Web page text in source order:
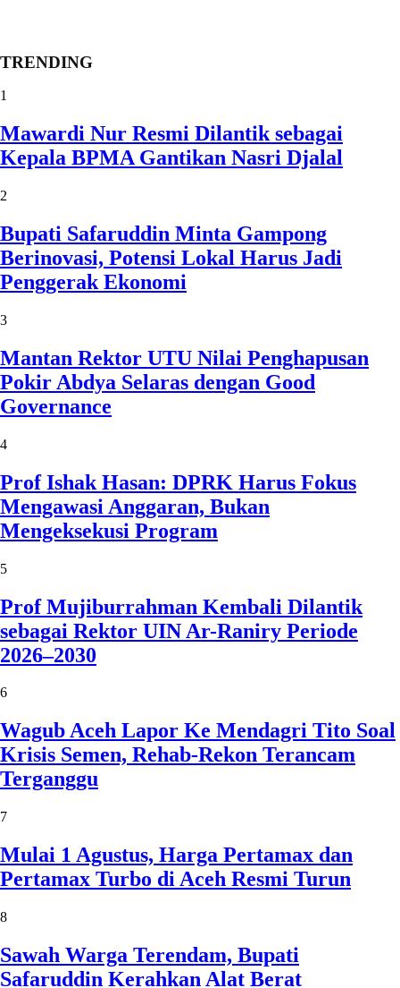
TRENDING
1
Mawardi Nur Resmi Dilantik sebagai
Kepala BPMA Gantikan Nasri Djalal
2
Bupati Safaruddin Minta Gampong
Berinovasi, Potensi Lokal Harus Jadi
Penggerak Ekonomi
3
Mantan Rektor UTU Nilai Penghapusan
Pokir Abdya Selaras dengan Good
Governance
4
Prof Ishak Hasan: DPRK Harus Fokus
Mengawasi Anggaran, Bukan
Mengeksekusi Program
5
Prof Mujiburrahman Kembali Dilantik
sebagai Rektor UIN Ar-Raniry Periode
2026–2030
6
Wagub Aceh Lapor Ke Mendagri Tito Soal
Krisis Semen, Rehab-Rekon Terancam
Terganggu
7
Mulai 1 Agustus, Harga Pertamax dan
Pertamax Turbo di Aceh Resmi Turun
8
Sawah Warga Terendam, Bupati
Safaruddin Kerahkan Alat Berat